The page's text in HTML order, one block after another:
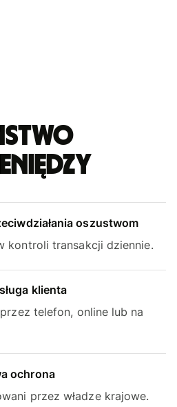
oszustwom
kontroli transakcji dziennie.
klienta
telefon, online lub na
ochrona
przez władze krajowe.